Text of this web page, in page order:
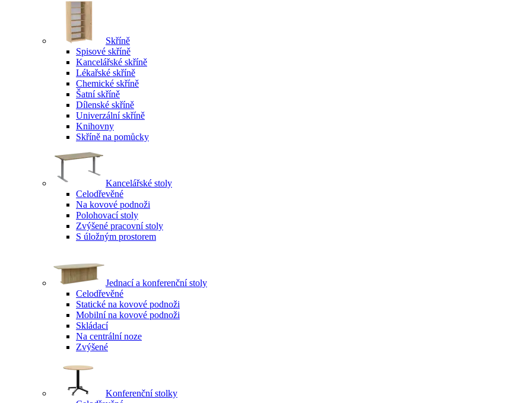
Skříně
Spisové skříně
Kancelářské skříně
Lékařské skříně
Chemické skříně
Šatní skříně
Dílenské skříně
Univerzální skříně
Knihovny
Skříně na pomůcky
Kancelářské stoly
Celodřevěné
Na kovové podnoži
Polohovací stoly
Zvýšené pracovní stoly
S úložným prostorem
Jednací a konferenční stoly
Celodřevěné
Statické na kovové podnoži
Mobilní na kovové podnoži
Skládací
Na centrální noze
Zvýšené
Konferenční stolky